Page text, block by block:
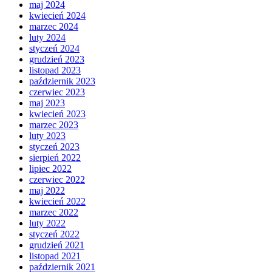
maj 2024
kwiecień 2024
marzec 2024
luty 2024
styczeń 2024
grudzień 2023
listopad 2023
październik 2023
czerwiec 2023
maj 2023
kwiecień 2023
marzec 2023
luty 2023
styczeń 2023
sierpień 2022
lipiec 2022
czerwiec 2022
maj 2022
kwiecień 2022
marzec 2022
luty 2022
styczeń 2022
grudzień 2021
listopad 2021
październik 2021